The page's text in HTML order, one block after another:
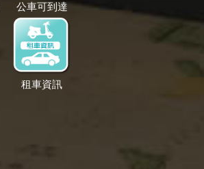
公車可到達
租車資訊